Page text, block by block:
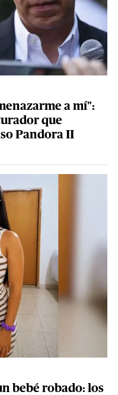
a mí":
que
Pandora II
bebé robado: los